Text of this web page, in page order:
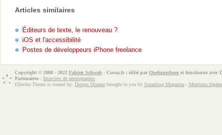
Articles similaires
Éditeurs de texte, le renouveau ?
iOS et l'accessibilité
Postes de développeurs iPhone freelance
Copyright © 2008 - 2022 Fabien Schwob - Cocoa.fr : édité par Quelquechose et fonctionne avec
Partenaires : Interview de photographes
Dilectio Theme is created by: Design Disease brought to you by Smashing Magazine - Mentions légales